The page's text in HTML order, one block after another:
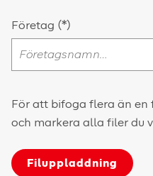
Företag
För att bifoga flera än en
och markera alla filer du
Filuppladdning